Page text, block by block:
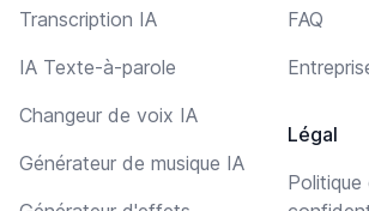
Transcription IA
IA Texte-à-parole
Changeur de voix IA
Générateur de musique IA
FAQ
Légal
Politique